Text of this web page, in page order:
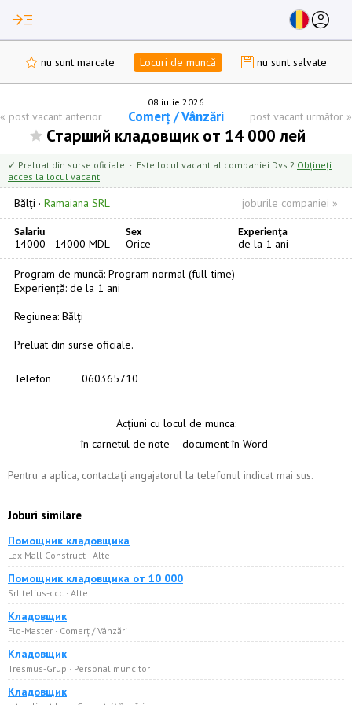
read_more account_circle
nu sunt marcate Locuri de muncă nu sunt salvate
08 iulie 2026
« post vacant anterior Comerț / Vânzări post vacant următor »
Старший кладовщик от 14 000 лей
✓ Preluat din surse oficiale · Este locul vacant al companiei Dvs.? Obțineți
acces la locul vacant
Bălţi · Ramaiana SRL joburile companiei »
Salariu Sex Experienţa
14000 - 14000 MDL Orice de la 1 ani
Program de muncă: Program normal (full-time)
Experiență: de la 1 ani
Regiunea: Bălţi
Preluat din surse oficiale.
Telefon 060365710
Acțiuni cu locul de munca:
în carnetul de note
document în Word
Pentru a aplica, contactați angajatorul la telefonul indicat mai sus.
Joburi similare
Помощник кладовщика
Lex Mall Construct · Alte
Помощник кладовщика от 10 000
Srl telius-ccc · Alte
Кладовщик
Flo-Master · Comerț / Vânzări
Кладовщик
Tresmus-Grup · Personal muncitor
Кладовщик